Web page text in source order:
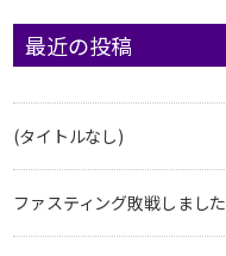
最近の投稿
(タイトルなし)
ファスティング敗戦しました